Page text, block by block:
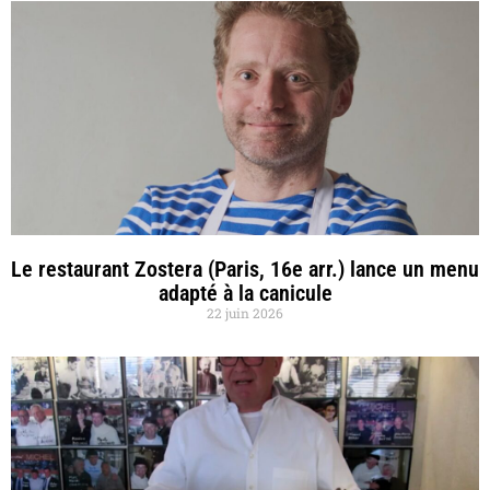
Le restaurant Zostera (Paris, 16e arr.) lance un menu
adapté à la canicule
22 juin 2026